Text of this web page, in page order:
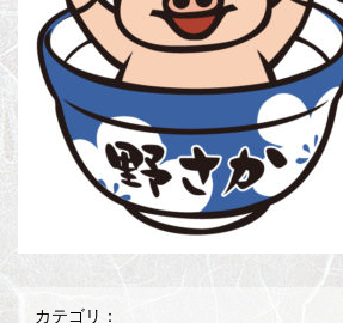
カテゴリ：